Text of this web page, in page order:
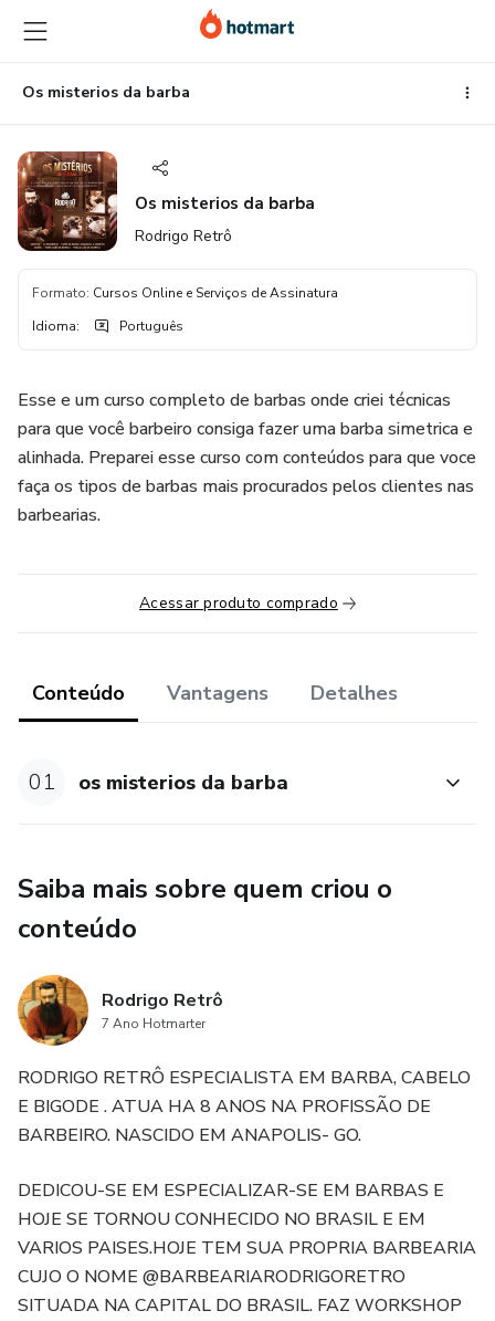
para
o
conteúdo
principal
para
o
pagamento
para
o
rodapé
Os misterios da barba
Os misterios da barba
Rodrigo Retrô
Formato: Cursos Online e Serviços de Assinatura
Idioma: Português
Esse e um curso completo de barbas onde criei técnicas
para que você barbeiro consiga fazer uma barba simetrica e
alinhada. Preparei esse curso com conteúdos para que voce
faça os tipos de barbas mais procurados pelos clientes nas
barbearias.
Acessar produto comprado
Conteúdo Vantagens Detalhes
01 os misterios da barba
Saiba mais sobre quem criou o
conteúdo
Rodrigo Retrô
7 Ano Hotmarter
RODRIGO RETRÔ ESPECIALISTA EM BARBA, CABELO
E BIGODE . ATUA HA 8 ANOS NA PROFISSÃO DE
BARBEIRO. NASCIDO EM ANAPOLIS- GO.
DEDICOU-SE EM ESPECIALIZAR-SE EM BARBAS E
HOJE SE TORNOU CONHECIDO NO BRASIL E EM
VARIOS PAISES.HOJE TEM SUA PROPRIA BARBEARIA
CUJO O NOME @BARBEARIARODRIGORETRO
SITUADA NA CAPITAL DO BRASIL. FAZ WORKSHOP